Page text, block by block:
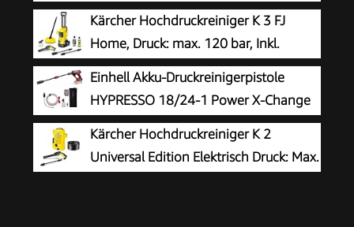
Fahrrädern, Gartenzäunen,
Motorrädern & Co. Flächenleistung 25 m²/h. Mit
Pistole, 6 m Hochdruckschlauch und Vario
Power-Strahlrohr Gelb
Kärcher Hochdruckreiniger K 3 FJ
Home, Druck: max. 120 bar, Inkl.
Schaumdüse für gut haftenden
Schaum und höchste Schmutzlösekraft &
HomeKit, gelb
Einhell Akku-Druckreinigerpistole
HYPRESSO 18/24-1 Power X-Change
(18 V, 24 bar, Mobile Reinigung und
Bewässerung, 240 L/h, inkl. Zubehör, ohne Akku
& Ladegerät)
Kärcher Hochdruckreiniger K 2
Universal Edition Elektrisch Druck: Max.